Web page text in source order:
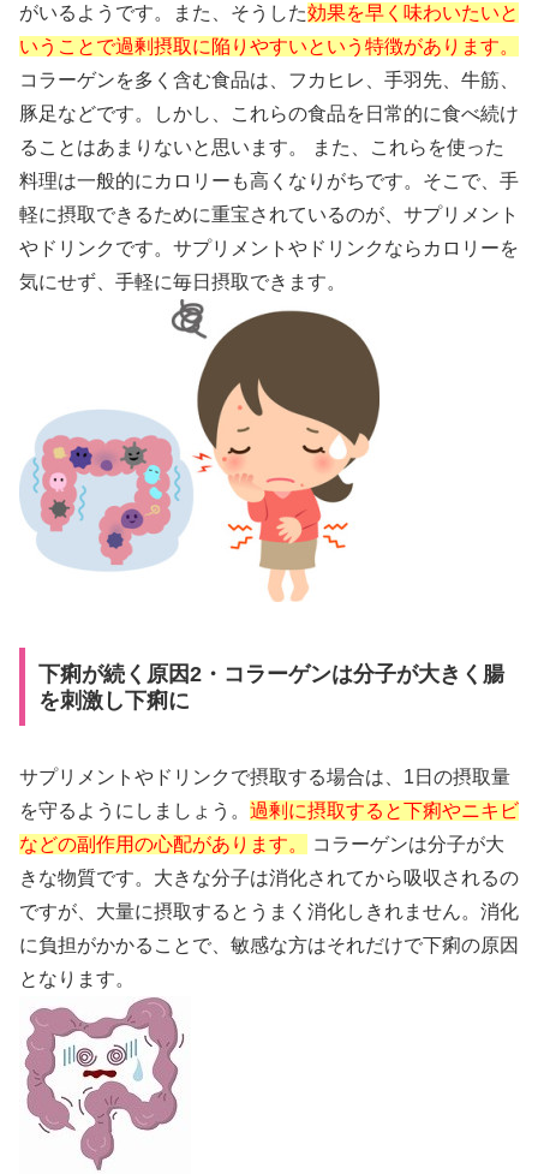
がいるようです。また、そうした効果を早く味わいたいと
いうことで過剰摂取に陥りやすいという特徴があります。
コラーゲンを多く含む食品は、フカヒレ、手羽先、牛筋、
豚足などです。しかし、これらの食品を日常的に食べ続け
ることはあまりないと思います。 また、これらを使った
料理は一般的にカロリーも高くなりがちです。そこで、手
軽に摂取できるために重宝されているのが、サプリメント
やドリンクです。サプリメントやドリンクならカロリーを
気にせず、手軽に毎日摂取できます。
下痢が続く原因2・コラーゲンは分子が大きく腸
を刺激し下痢に
サプリメントやドリンクで摂取する場合は、1日の摂取量
を守るようにしましょう。 過剰に摂取すると下痢やニキビ
などの副作用の心配があります。
コラーゲンは分子が大
きな物質です。大きな分子は消化されてから吸収されるの
ですが、大量に摂取するとうまく消化しきれません。消化
に負担がかかることで、敏感な方はそれだけで下痢の原因
となります。